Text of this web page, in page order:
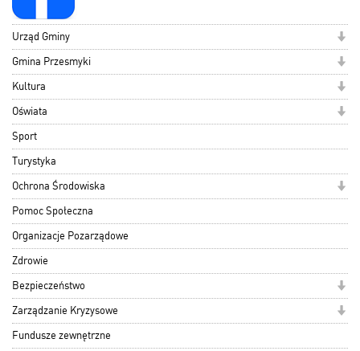
Urząd Gminy
Gmina Przesmyki
Kultura
Oświata
Sport
Turystyka
Ochrona Środowiska
Pomoc Społeczna
Organizacje Pozarządowe
Zdrowie
Bezpieczeństwo
Zarządzanie Kryzysowe
Fundusze zewnętrzne